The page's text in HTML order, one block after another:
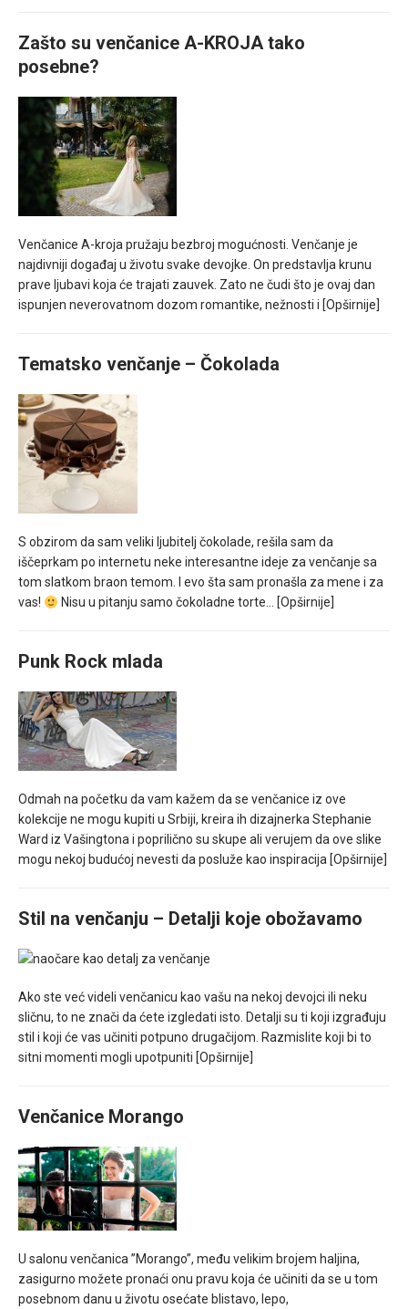
Zašto su venčanice A-KROJA tako
posebne?
Venčanice A-kroja pružaju bezbroj mogućnosti. Venčanje je
najdivniji događaj u životu svake devojke. On predstavlja krunu
prave ljubavi koja će trajati zauvek. Zato ne čudi što je ovaj dan
ispunjen neverovatnom dozom romantike, nežnosti i [Opširnije]
Tematsko venčanje – Čokolada
S obzirom da sam veliki ljubitelj čokolade, rešila sam da
iščeprkam po internetu neke interesantne ideje za venčanje sa
tom slatkom braon temom. I evo šta sam pronašla za mene i za
vas!
Nisu u pitanju samo čokoladne torte… [Opširnije]
Punk Rock mlada
Odmah na početku da vam kažem da se venčanice iz ove
kolekcije ne mogu kupiti u Srbiji, kreira ih dizajnerka Stephanie
Ward iz Vašingtona i poprilično su skupe ali verujem da ove slike
mogu nekoj budućoj nevesti da posluže kao inspiracija [Opširnije]
Stil na venčanju – Detalji koje obožavamo
Ako ste već videli venčanicu kao vašu na nekoj devojci ili neku
sličnu, to ne znači da ćete izgledati isto. Detalji su ti koji izgrađuju
stil i koji će vas učiniti potpuno drugačijom. Razmislite koji bi to
sitni momenti mogli upotpuniti [Opširnije]
Venčanice Morango
U salonu venčanica ”Morango”, među velikim brojem haljina,
zasigurno možete pronaći onu pravu koja će učiniti da se u tom
posebnom danu u životu osećate blistavo, lepo,